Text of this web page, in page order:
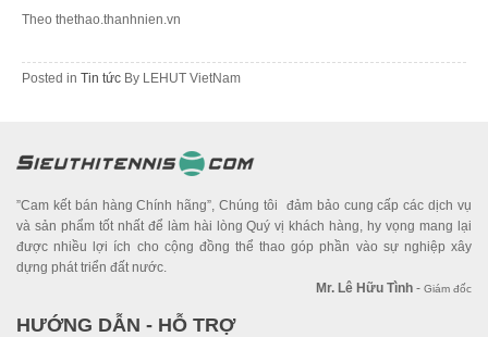
Theo thethao.thanhnien.vn
Posted in Tin tức By LEHUT VietNam
”Cam kết bán hàng Chính hãng”, Chúng tôi đảm bảo cung cấp các dịch vụ
và sản phẩm tốt nhất để làm hài lòng Quý vị khách hàng, hy vọng mang lại
được nhiều lợi ích cho cộng đồng thể thao góp phần vào sự nghiệp xây
dựng phát triển đất nước.
Mr. Lê Hữu Tình - Giám đốc
HƯỚNG DẪN - HỖ TRỢ